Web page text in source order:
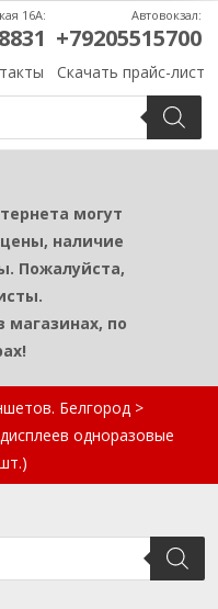
Скачать прайс-лист
16А: Автовокзал:
+79205515700
могут
наличие
Пожалуйста,
магазинах, по
Белгород >
одноразовые